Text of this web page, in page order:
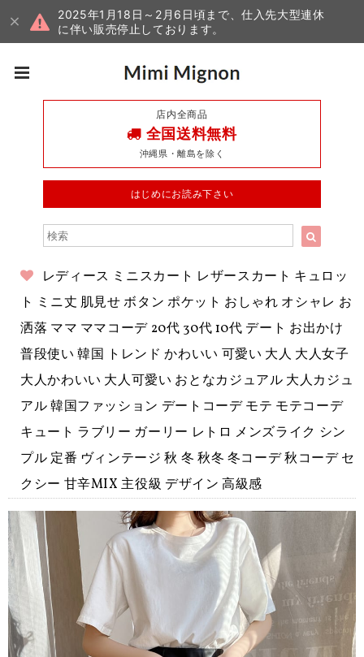
2025年1月18日～2月6日頃まで、仕入先大型連休
に伴い販売停止しております。
店内全商品
全国送料無料
沖縄県・離島を除く
はじめにお読み下さい
レディース ミニスカート レザースカート キュロッ
ト ミニ丈 肌見せ ボタン ポケット おしゃれ オシャレ お
洒落 ママ ママコーデ 20代 30代 10代 デート お出かけ
普段使い 韓国 トレンド かわいい 可愛い 大人 大人女子
大人かわいい 大人可愛い おとなカジュアル 大人カジュ
アル 韓国ファッション デートコーデ モテ モテコーデ
キュート ラブリー ガーリー レトロ メンズライク シン
プル 定番 ヴィンテージ 秋 冬 秋冬 冬コーデ 秋コーデ セ
クシー 甘辛MIX 主役級 デザイン 高級感